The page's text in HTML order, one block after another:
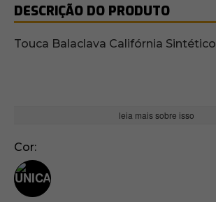
DESCRIÇÃO DO PRODUTO
Touca Balaclava Califórnia Sintético
leia mais sobre isso
Cor